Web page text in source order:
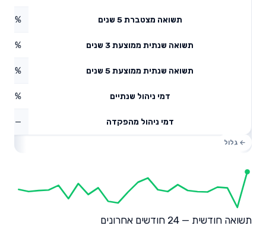
תשואה מצטברת 5 שנים
תשואה שנתית ממוצעת 3 שנים
תשואה שנתית ממוצעת 5 שנים 8.2%
דמי ניהול שנתיים 0.12%
דמי ניהול מהפקדה —
תשואה חודשית — 24 חודשים אחרונים